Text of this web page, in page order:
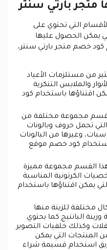
متجر بارتي سنتر
التي تحتوي على
يمكن الحصول عليها
خصم متجر بارتي سنتر،
من مستلزمات الأعياد
والملابس التنكرية
اقتناؤها باستخدام كود
مجموعة مختلفة من
التي تحمل حروف وبالونات
وغيرها من البالونات
كود خصم موقع
هذا القسم مجموعة مميزة
الكرتونية المناسبة
يمكن اقتناؤها باستخدام
مختلفة للزينة منها
وزينة البانتيج كما يحتوي
وكذلك خلفيات التصوير
المنتجات التي يمكن
استخدام قسيمة شراء